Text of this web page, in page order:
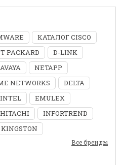
КАТАЛОГ CISCO
PACKARD
D-LINK
AVAYA
NETAPP
NETWORKS
DELTA
INTEL
EMULEX
HITACHI
INFORTREND
KINGSTON
Все бренды